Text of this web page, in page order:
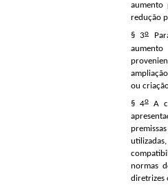
aumento
redução
§ 3o
ou
§ 4oA
normas
diretrizes